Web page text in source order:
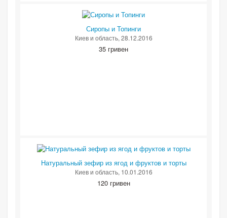
Сиропы и Топинги
Киев и область, 28.12.2016
35 гривен
Натуральный зефир из ягод и фруктов и торты
Киев и область, 10.01.2016
120 гривен